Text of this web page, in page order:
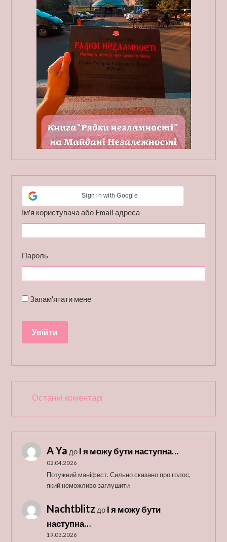
Sign in with Google
Ім'я користувача або Email адреса
Пароль
Запам'ятати мене
Останні коментарі
A Ya до І я можу бути наступна…
02.04.2026
Потужний маніфест. Сильно сказано про голос,
який неможливо заглушити
Nachtblitz до І я можу бути
наступна…
19.03.2026